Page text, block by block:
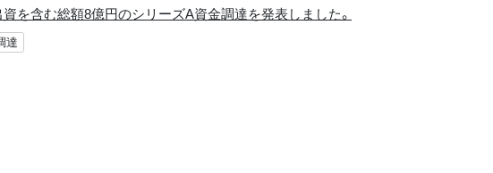
を含む総額8億円のシリーズA資金調達を発表しました。
達